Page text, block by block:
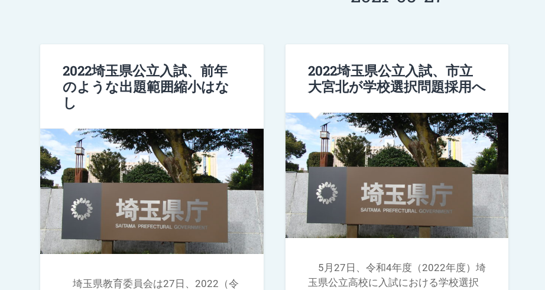
2022埼玉県公立入試、前年
のような出題範囲縮小はな
し
埼玉県教育委員会は27日、2022（令
2022埼玉県公立入試、市立
大宮北が学校選択問題採用へ
5月27日、令和4年度（2022年度）埼
玉県公立高校に入試における学校選択